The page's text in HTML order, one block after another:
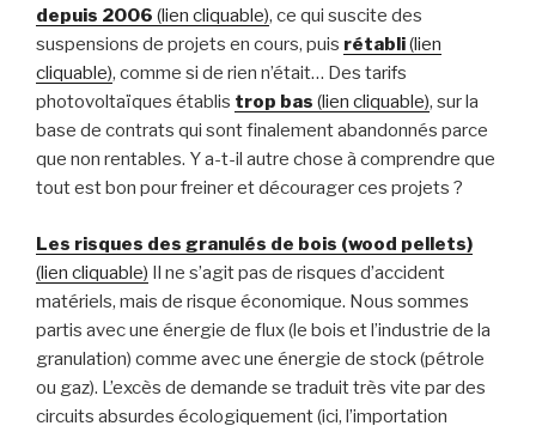
depuis 2006 (lien cliquable), ce qui suscite des
suspensions de projets en cours, puis rétabli(lien
cliquable), comme si de rien n’était… Des tarifs
photovoltaïques établis trop bas (lien cliquable), sur la
base de contrats qui sont finalement abandonnés parce
que non rentables. Y a-t-il autre chose à comprendre que
tout est bon pour freiner et décourager ces projets ?
Les risques des granulés de bois (wood pellets)
(lien cliquable) Il ne s’agit pas de risques d’accident
matériels, mais de risque économique. Nous sommes
partis avec une énergie de flux (le bois et l’industrie de la
granulation) comme avec une énergie de stock (pétrole
ou gaz). L’excès de demande se traduit très vite par des
circuits absurdes écologiquement (ici, l’importation